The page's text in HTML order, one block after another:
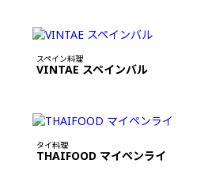
スペイン料理
VINTAE スペインバル
タイ料理
THAIFOOD マイペンライ